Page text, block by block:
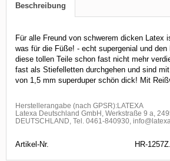
Beschreibung
Für alle Freund von schwerem dicken Latex
was für die Füße! - echt supergenial und den
diese tollen Teile schon fast nicht mehr
fast als Stiefelletten durchgehen und sind
von 1,5 mm superduper schön dick! Mit
Herstellerangabe (nach GPSR):LATEXA
Latexa Deutschland GmbH, Werkstraße 9 a,
DEUTSCHLAND, Tel. 0461-840930,
Artikel-Nr. HR-1257Z.